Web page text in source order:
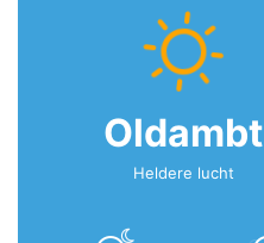
Oldambt
Heldere lucht